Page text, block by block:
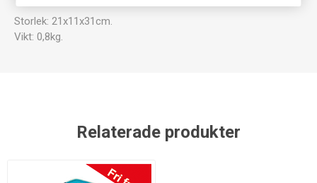
Storlek: 21x11x31cm.
Vikt: 0,8kg.
Relaterade produkter